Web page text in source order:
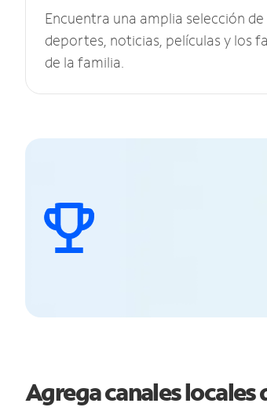
Encuentra una amplia selección de
deportes, noticias, películas y los
de la familia.
Agrega canales